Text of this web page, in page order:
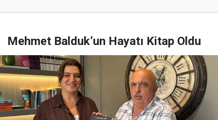
Mehmet Balduk’un Hayatı Kitap Oldu